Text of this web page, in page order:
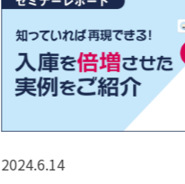
2024.6.14